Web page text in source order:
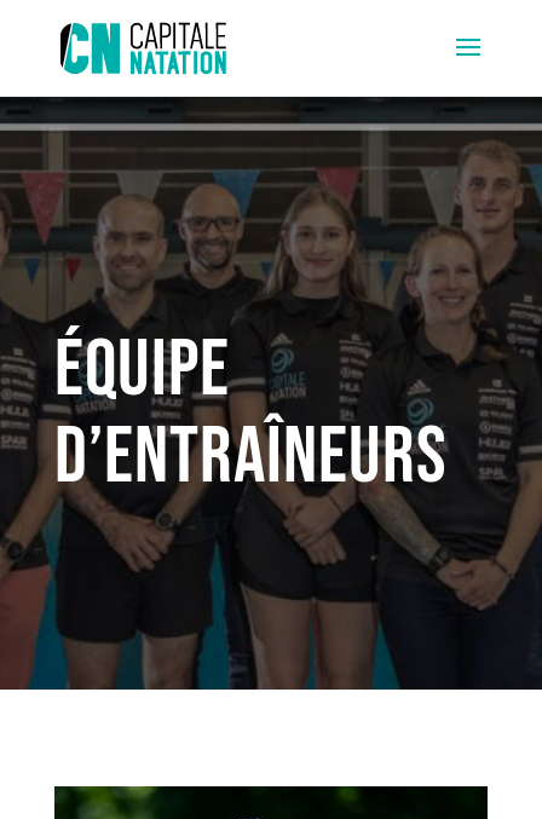
Équipe
d’entraîneurs